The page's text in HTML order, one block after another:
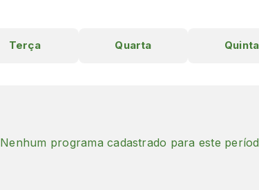
Terça Quarta Quinta
Nenhum programa cadastrado para este